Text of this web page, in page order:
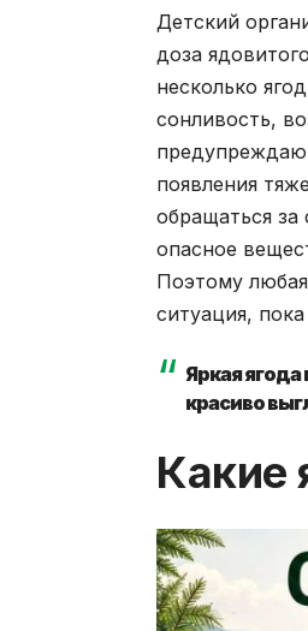
Детский
доза
несколько
сонливость,
появления
обращаться
опасное
Поэтому
ситуация,
Яркая
красиво
Какие